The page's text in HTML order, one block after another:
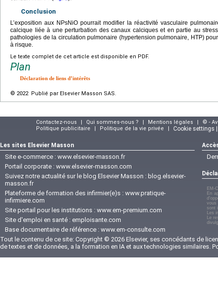
Conclusion
L’exposition aux NPsNiO pourrait modifier la réactivité vasculaire
calcique liée à une perturbation des canaux calciques et en partie au
pathologies de la circulation pulmonaire (hypertension pulmonaire, HTP)
à risque.
Le texte complet de cet article est disponible en PDF.
Plan
Déclaration de liens d’intérêts
© 2022 Publié par Elsevier Masson SAS.
Contactez-nous | Qui sommes-nous ? | Mentions légales |
© -
Politique publicitaire
| Politique de la vie privée | Cookie settings
Les sites Elsevier Masson
Site e-commerce : www.elsevier-masson.fr
Portail corporate : www.elsevier-masson.com
Suivez notre actualité sur le blog Elsevier Masson : blog.elsevier-
masson.fr
Plateforme de formation des infirmier(e)s : www.pratique-
infirmiere.com
Site portail pour les institutions : www.em-premium.com
Site d'emploi en santé : emploisante.com
Base documentaire de référence : www.em-consulte.com
EM-
En
vous
sont
Les
Le
Tout le contenu de ce site: Copyright © 2026 Elsevier, ses concédants de
de textes et de données, a la formation en IA et aux technologies similaires.